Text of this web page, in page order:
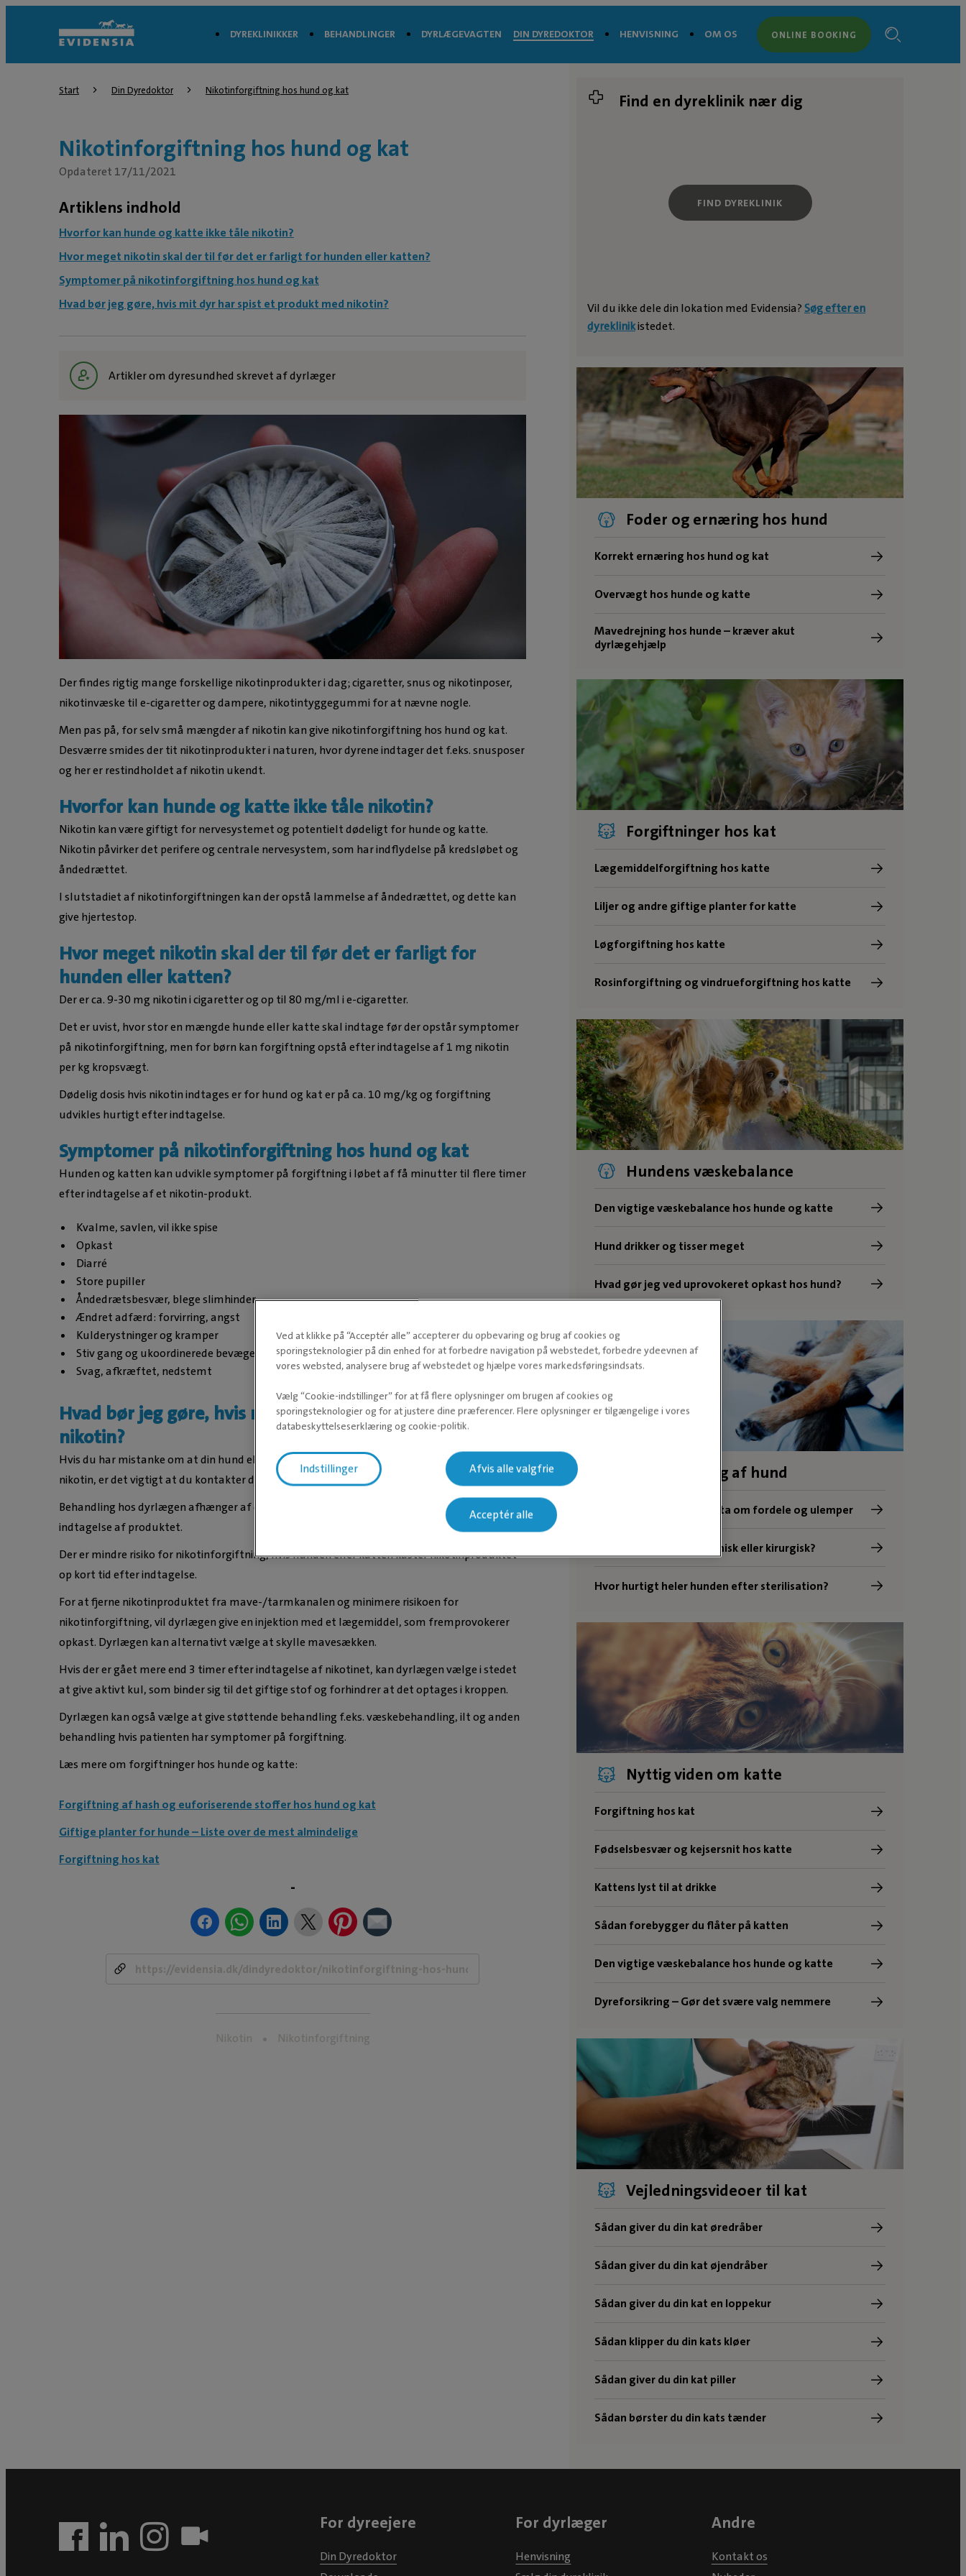
DYREKLINIKKER BEHANDLINGER DYRLÆGEVAGTEN DIN DYREDOKTOR HENVISNING OM OS ONLINE BOOKING
Start Din Dyredoktor Nikotinforgiftning hos hund og kat
Nikotinforgiftning hos hund og kat
Opdateret 17/11/2021
Artiklens indhold
Hvorfor kan hunde og katte ikke tåle nikotin?
Hvor meget nikotin skal der til før det er farligt for hunden eller katten?
Symptomer på nikotinforgiftning hos hund og kat
Hvad bør jeg gøre, hvis mit dyr har spist et produkt med nikotin?
Artikler om dyresundhed skrevet af dyrlæger
Der findes rigtig mange forskellige nikotinprodukter i dag; cigaretter, snus og nikotinposer,
nikotinvæske til e-cigaretter og dampere, nikotintyggegummi for at nævne nogle.
Men pas på, for selv små mængder af nikotin kan give nikotinforgiftning hos hund og kat.
Desværre smides der tit nikotinprodukter i naturen, hvor dyrene indtager det f.eks. snusposer
og her er restindholdet af nikotin ukendt.
Hvorfor kan hunde og katte ikke tåle nikotin?
Nikotin kan være giftigt for nervesystemet og potentielt dødeligt for hunde og katte.
Nikotin påvirker det perifere og centrale nervesystem, som har indflydelse på kredsløbet og
åndedrættet.
I slutstadiet af nikotinforgiftningen kan der opstå lammelse af åndedrættet, og dette kan
give hjertestop.
Hvor meget nikotin skal der til før det er farligt for
hunden eller katten?
Der er ca. 9-30 mg nikotin i cigaretter og op til 80 mg/ml i e-cigaretter.
Det er uvist, hvor stor en mængde hunde eller katte skal indtage før der opstår symptomer
på nikotinforgiftning, men for børn kan forgiftning opstå efter indtagelse af 1 mg nikotin
per kg kropsvægt.
Dødelig dosis hvis nikotin indtages er for hund og kat er på ca. 10 mg/kg og forgiftning
udvikles hurtigt efter indtagelse.
Symptomer på nikotinforgiftning hos hund og kat
Hunden og katten kan udvikle symptomer på forgiftning i løbet af få minutter til flere timer
efter indtagelse af et nikotin-produkt.
Kvalme, savlen, vil ikke spise
Opkast
Diarré
Store pupiller
Åndedrætsbesvær, blege slimhinder
Ændret adfærd: forvirring, angst
Kulderystninger og kramper
Stiv gang og ukoordinerede bevægelser
Svag, afkræftet, nedstemt
Hvad bør jeg gøre, hvis mit dyr har spist et produkt med
nikotin?
Hvis du har mistanke om at din hund eller kat kan have spist et produkt der indeholder
nikotin, er det vigtigt at du kontakter dyrlægen hurtigst muligt.
Behandling hos dyrlægen afhænger af dyrets symptomer og hvor lang tid der er gået efter
indtagelse af produktet.
Der er mindre risiko for nikotinforgiftning, hvis hunden eller katten kaster nikotinproduktet
op kort tid efter indtagelse.
For at fjerne nikotinproduktet fra mave-/tarmkanalen og minimere risikoen for
nikotinforgiftning, vil dyrlægen give en injektion med et lægemiddel, som fremprovokerer
opkast. Dyrlægen kan alternativt vælge at skylle mavesækken.
Hvis der er gået mere end 3 timer efter indtagelse af nikotinet, kan dyrlægen vælge i stedet
at give aktivt kul, som binder sig til det giftige stof og forhindrer at det optages i kroppen.
Dyrlægen kan også vælge at give støttende behandling f.eks. væskebehandling, ilt og anden
behandling hvis patienten har symptomer på forgiftning.
Læs mere om forgiftninger hos hunde og katte:
Forgiftning af hash og euforiserende stoffer hos hund og kat
Giftige planter for hunde – Liste over de mest almindelige
Forgiftning hos kat
-
Nikotin Nikotinforgiftning
Find en dyreklinik nær dig
FIND DYREKLINIK
Vil du ikke dele din lokation med Evidensia?Søg efter en
dyreklinikistedet.
Foder og ernæring hos hund
Korrekt ernæring hos hund og kat
Overvægt hos hunde og katte
Mavedrejning hos hunde – kræver akut
dyrlægehjælp
Forgiftninger hos kat
Lægemiddelforgiftning hos katte
Liljer og andre giftige planter for katte
Løgforgiftning hos katte
Rosinforgiftning og vindrueforgiftning hos katte
Hundens væskebalance
Den vigtige væskebalance hos hunde og katte
Hund drikker og tisser meget
Hvad gør jeg ved uprovokeret opkast hos hund?
Neutralisering af hund
Kastrering af hund – Fakta om fordele og ulemper
Kastration af hund – Kemisk eller kirurgisk?
Hvor hurtigt heler hunden efter sterilisation?
Nyttig viden om katte
Forgiftning hos kat
Fødselsbesvær og kejsersnit hos katte
Kattens lyst til at drikke
Sådan forebygger du flåter på katten
Den vigtige væskebalance hos hunde og katte
Dyreforsikring – Gør det svære valg nemmere
Vejledningsvideoer til kat
Sådan giver du din kat øredråber
Sådan giver du din kat øjendråber
Sådan giver du din kat en loppekur
Sådan klipper du din kats kløer
Sådan giver du din kat piller
Sådan børster du din kats tænder
For dyreejere
Din Dyredoktor
For dyrlæger
Henvisning
Andre
Kontakt os
Ved at klikke på “Acceptér alle” accepterer du opbevaring og brug af cookies og
sporingsteknologier på din enhed for at forbedre navigation på webstedet, forbedre ydeevnen af
vores websted, analysere brug af webstedet og hjælpe vores markedsføringsindsats.
Vælg “Cookie-indstillinger” for at få flere oplysninger om brugen af cookies og
sporingsteknologier og for at justere dine præferencer. Flere oplysninger er tilgængelige i vores
databeskyttelseserklæring og cookie-politik.
Indstillinger Afvis alle valgfrie
Acceptér alle